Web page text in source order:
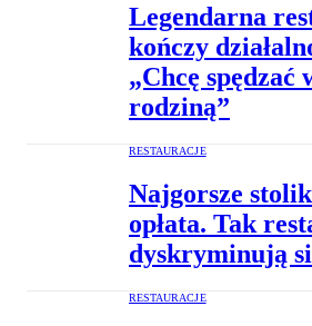
Legendarna
kończy
„Chcę spędzać
rodziną”
RESTAURACJE
Najgorsze
opłata. Tak
dyskryminują
RESTAURACJE